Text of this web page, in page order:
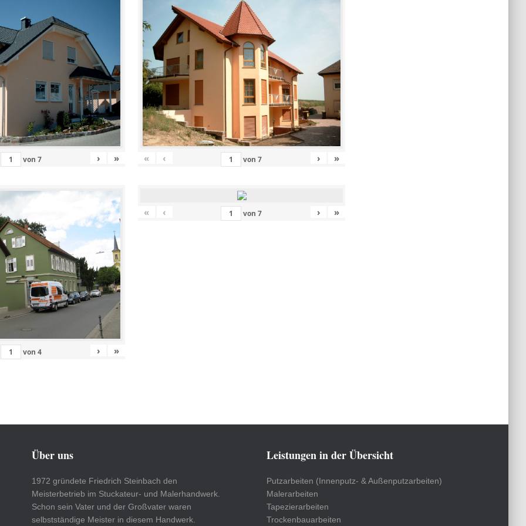
von7 › »
von4 › »
« ‹ von7 › »
« ‹ von7 › »
Über uns
1972 gründete Friedrich Steinbach den
Meisterbetrieb im Stuckateur- und Malerhandwerk.
Schon sein Vater und der Großvater waren
selbstständige Meister in diesem Handwerk.
Leistungen in der Übersicht
Putzarbeiten (Innenputz- & Außenputzarbeiten)
Malerarbeiten
Tapezierarbeiten
Trockenbauarbeiten